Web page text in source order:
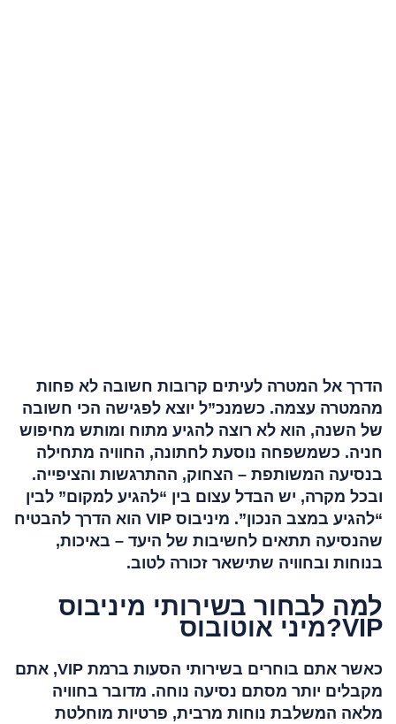
הדרך אל המטרה לעיתים קרובות חשובה לא פחות
מהמטרה עצמה. כשמנכ”ל יוצא לפגישה הכי חשובה
של השנה, הוא לא רוצה להגיע מתוח ומותש מחיפוש
חניה. כשמשפחה נוסעת לחתונה, החוויה מתחילה
בנסיעה המשותפת – הצחוק, ההתרגשות והציפייה.
ובכל מקרה, יש הבדל עצום בין “להגיע למקום” לבין
“להגיע במצב הנכון”. מיניבוס VIP הוא הדרך להבטיח
שהנסיעה תתאים לחשיבות של היעד – באיכות,
בנוחות ובחוויה שתישאר זכורה לטוב.
למה לבחור בשירותי מיניבוס
VIP?מיני אוטובוס
כאשר אתם בוחרים בשירותי הסעות ברמת VIP, אתם
מקבלים יותר מסתם נסיעה נוחה. מדובר בחוויה
מלאה המשלבת נוחות מרבית, פרטיות מוחלטת